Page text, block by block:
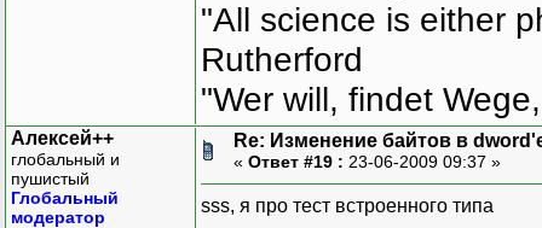
"All science is either
Rutherford
"Wer will, findet
Алексей++
глобальный и
пушистый
Глобальный
модератор
Re: Изменение байтов в
« Ответ #19 : 23-06-2009 09:37 »
sss, я про тест встроенного типа